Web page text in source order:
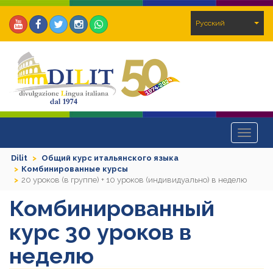
Pусский
Toggle
Dilit
Общий курс итальянского языка
Комбинированные курсы
20 уроков (в группе) + 10 уроков (индивидуально) в неделю
Комбинированный
курс 30 уроков в
неделю